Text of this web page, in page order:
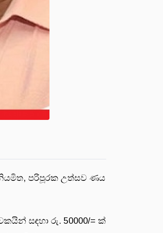
පරිපූරක උත්සව ණය
සඳහා රු. 50000/= ක්